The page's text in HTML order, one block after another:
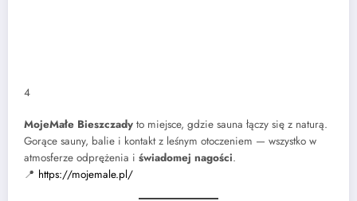
4
MojeMałe Bieszczady to miejsce, gdzie sauna łączy się z naturą.
Gorące sauny, balie i kontakt z leśnym otoczeniem — wszystko w
atmosferze odprężenia i świadomej nagości.
📍 https://mojemale.pl/